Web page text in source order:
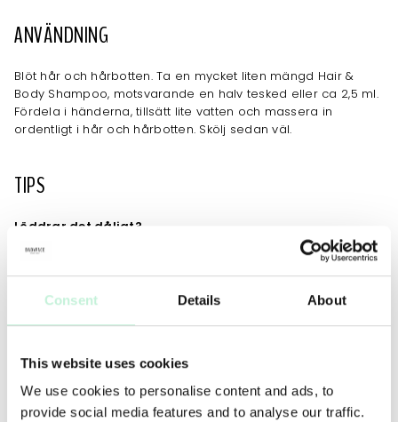
Consent Details About
This website uses cookies
We use cookies to personalise content and ads, to
provide social media features and to analyse our traffic.
ANVÄNDNING
Blöt hår och hårbotten. Ta en mycket liten mängd Hair &
Body Shampoo, motsvarande en halv tesked eller ca 2,5 ml.
Fördela i händerna, tillsätt lite vatten och massera in
ordentligt i hår och hårbotten. Skölj sedan väl.
TIPS
Löddrar det dåligt?
Addera inte mer schampo! Skölj istället ur och upprepa
schamponeringen, låt schampot sitta några minuter och
skölj sedan väl. Det är alltid lämpligt att tvätta håret två
gånger i rad; första schamponeringen löser upp orenheter
Antingen har Hair & Body Shampoo inte fått verka tillräckligt
länge, eller så är allt inte ordentligt ursköljt. Det är mycket
viktigt att skölja väl.